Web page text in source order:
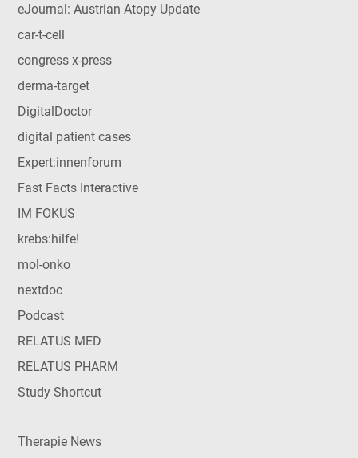
eJournal: Austrian Atopy Update
car-t-cell
congress x-press
derma-target
DigitalDoctor
digital patient cases
Expert:innenforum
Fast Facts Interactive
IM FOKUS
krebs:hilfe!
mol-onko
nextdoc
Podcast
RELATUS MED
RELATUS PHARM
Study Shortcut
Therapie News